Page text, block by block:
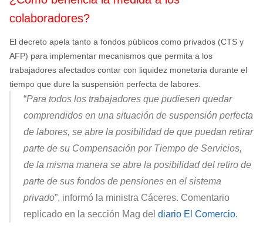
colaboradores?
El decreto apela tanto a fondos públicos como privados (CTS y
AFP) para implementar mecanismos que permita a los
trabajadores afectados contar con liquidez monetaria durante el
tiempo que dure la suspensión perfecta de labores.
“Para todos los trabajadores que pudiesen quedar
comprendidos en una situación de suspensión perfecta
de labores, se abre la posibilidad de que puedan retirar
parte de su Compensación por Tiempo de Servicios,
de la misma manera se abre la posibilidad del retiro de
parte de sus fondos de pensiones en el sistema
privado”, informó la ministra Cáceres. Comentario
replicado en la sección Mag del diario El Comercio.